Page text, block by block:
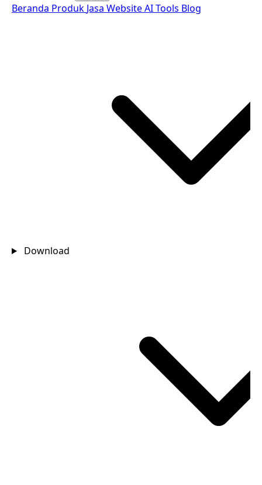
Beranda Produk Jasa WebsiteAI Tools Blog
Download